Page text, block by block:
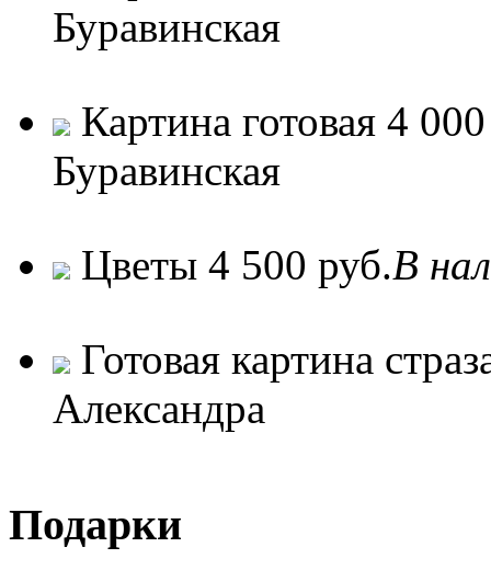
Буравинская
Картина готовая 4
Буравинская
Цветы 4 500 руб.В
Готовая картина
Александра
Подарки